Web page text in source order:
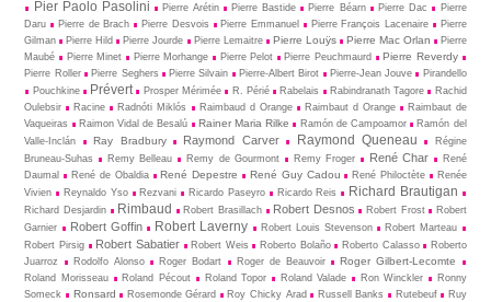
Pier Paolo Pasolini Pierre Arétin Pierre Bastide Pierre Béarn Pierre Dac
Pierre
Daru
Pierre de Brach Pierre Desvois Pierre Emmanuel Pierre François Lacenaire
Pierre
Gilman
Pierre Hild Pierre Jourde Pierre Lemaitre Pierre Louÿs Pierre Mac Orlan
Pierre
Maubé
Pierre Minet Pierre Morhange Pierre Pelot Pierre Peuchmaurd Pierre Reverdy
Pierre Roller Pierre Seghers Pierre Silvain Pierre-Albert Birot Pierre-Jean Jouve
Pirandello
Pouchkine
Prévert Prosper Mérimée R. Périé Rabelais Rabindranath Tagore
Rachid
Oulebsir
Racine Radnóti Miklós Raimbaud d Orange Raimbaut d Orange
Raimbaut de
Vaqueiras
Raimon Vidal de Besalú Rainer Maria Rilke Ramón de Campoamor
Ramón del
Valle-Inclán
Ray Bradbury Raymond Carver Raymond Queneau
Régine
Bruneau-Suhas
Remy Belleau Remy de Gourmont Remy Froger René Char
René
Daumal
René de Obaldia René Depestre René Guy Cadou René Philoctète
Renée
Vivien
Reynaldo Yso Rezvani Ricardo Paseyro Ricardo Reis Richard Brautigan
Richard Desjardin Rimbaud Robert Brasillach Robert Desnos Robert Frost
Robert
Garnier
Robert Goffin Robert Laverny Robert Louis Stevenson
Robert Marteau
Robert Pirsig
Robert Sabatier Robert Weis Roberto Bolaño Roberto Calasso
Roberto
Juarroz
Rodolfo Alonso Roger Bodart Roger de Beauvoir Roger Gilbert-Lecomte
Roland Morisseau Roland Pécout Roland Topor Roland Valade Ron Winckler
Ronny
Someck
Ronsard Rosemonde Gérard Roy Chicky Arad Russell Banks Rutebeuf
Ruy